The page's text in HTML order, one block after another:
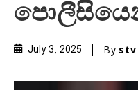
July 3, 2025 By stv